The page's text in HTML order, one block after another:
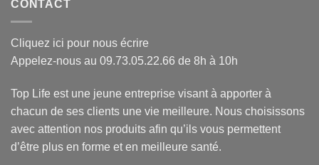
CONTACT
Cliquez ici pour nous écrire
Appelez-nous au 09.73.05.22.66 de 8h à 10h
Top Life est une jeune entreprise visant à apporter à
chacun de ses clients une vie meilleure. Nous choisissons
avec attention nos produits afin qu’ils vous permettent
d’être plus en forme et en meilleure santé.